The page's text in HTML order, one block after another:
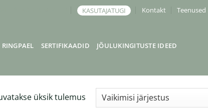
KASUTAJATUGI Kontakt Teenused
RINGPAEL SERTIFIKAADID JÕULUKINGITUSTE IDEED
üksik tulemus